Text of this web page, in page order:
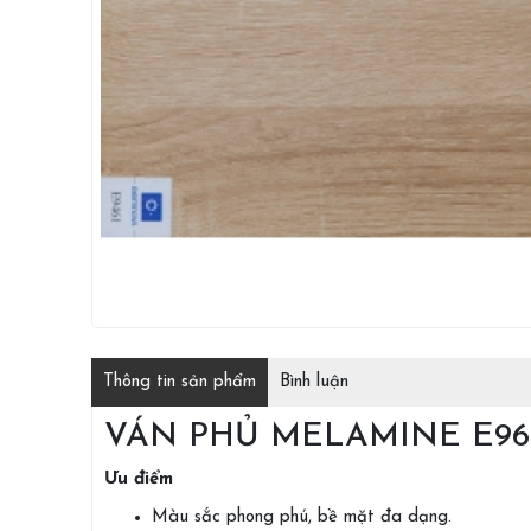
Thông tin sản phẩm Bình luận
VÁN PHỦ MELAMINE
Ưu điểm
Màu sắc phong phú, bề mặt đa dạng.